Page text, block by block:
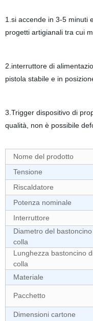
1.si accende in 3-5 minuti
progetti artigianali tra cui
2.interruttore di
pistola stabile e in
3.Trigger dispositivo di
qualità, non è possibile
Nome del prodotto
Tensione
Riscaldatore
Potenza nominale
Interruttore
Diametro del
colla
Lunghezza bastoncino
colla
Materiale
Pacchetto
Dimensioni cartone